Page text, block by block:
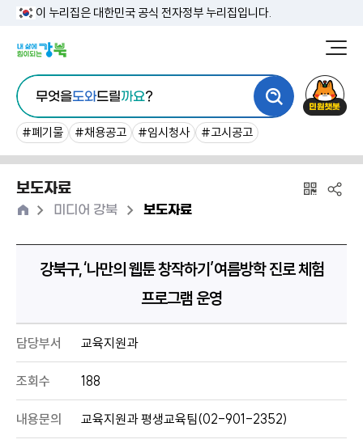
이 누리집은 대한민국 공식 전자정부 누리집입니다.
청
통
합
검
색
무엇을도와드릴까요?
#폐기물 #채용공고 #임시청사 #고시공고
원
보도자료
홈 >미디어 강북 >보도자료
강북구,‘나만의 웹툰 창작하기’여름방학 진로 체험
프로그램 운영
담당부서 교육지원과
조회수 188
내용문의 교육지원과 평생교육팀(02-901-2352)